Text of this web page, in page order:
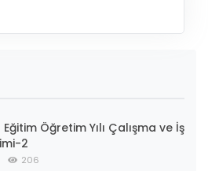
Öğretim Yılı Çalışma ve İş
2
206